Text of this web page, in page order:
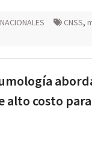
NACIONALES CNSS,
alto costo